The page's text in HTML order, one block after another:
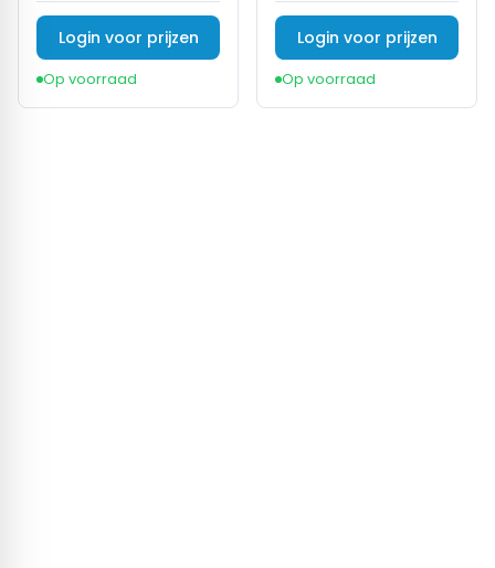
Login voor prijzen
Op voorraad
Login voor prijzen
Op voorraad